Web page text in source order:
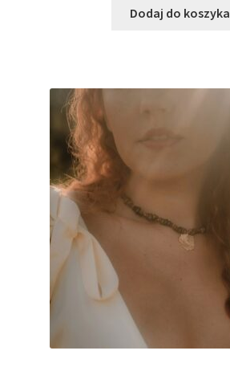
Dodaj do koszyka